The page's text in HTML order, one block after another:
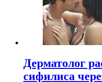
Дерматолог
сифилиса